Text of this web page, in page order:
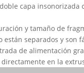
capa insonorizada
y tamaño de
separados y son
de alimentación
en la